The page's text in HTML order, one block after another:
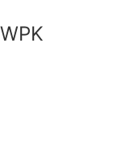
WPK